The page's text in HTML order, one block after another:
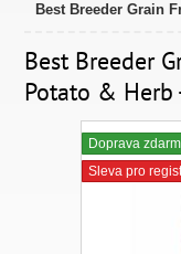
Best Breeder Grain
Best Breeder
Potato & Herb
Doprava
Sleva pro